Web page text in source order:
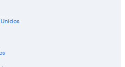
Plata
Plata
Plata
del Plata